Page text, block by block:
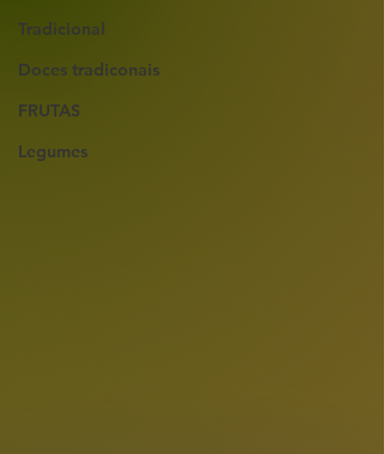
Tradicional
Doces tradiconais
FRUTAS
Legumes